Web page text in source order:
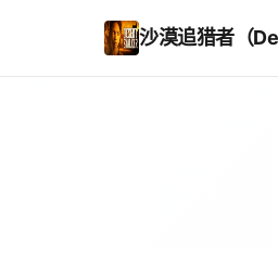
沙漠追猎者（